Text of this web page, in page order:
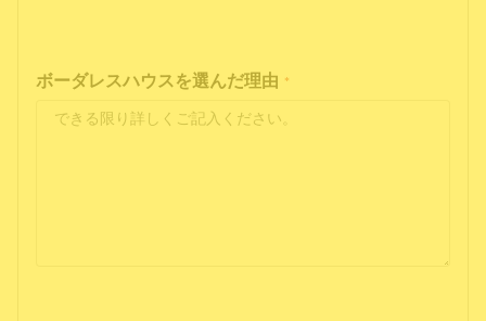
ボーダレスハウスを選んだ理由 *